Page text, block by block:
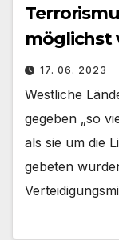
möglichst
17. 06. 2023
Westliche
gegeben „so
als sie um die
gebeten